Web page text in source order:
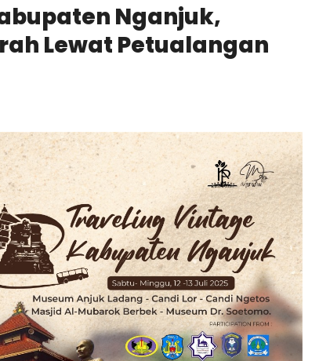
Nganjuk,
Lewat Petualangan